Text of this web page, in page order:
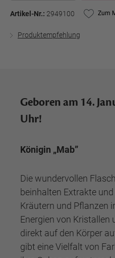
Artikel-Nr.: 2949100 Zum
Produktempfehlung
Geboren am 14.
Uhr!
Königin „Mab”
Die wundervollen
beinhalten Extrakte
Kräutern und Pflanzen
Energien von Kristallen
direkt auf den Körper
gibt eine Vielfalt von